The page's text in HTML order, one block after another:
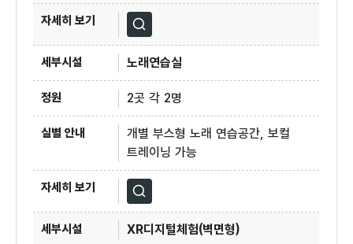
자세히보기
노래연습실
2곳 각 2명
개별 부스형 노래 연습공간, 보컬
트레이닝 가능
자세히보기
XR디지털체험(벽면형)